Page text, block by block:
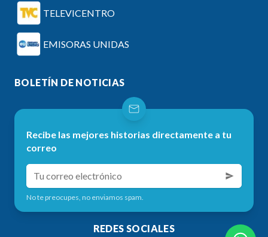
TELEVICENTRO
EMISORAS UNIDAS
BOLETÍN DE NOTICIAS
Recibe las mejores historias directamente a tu
correo
No te preocupes, no enviamos spam.
REDES SOCIALES